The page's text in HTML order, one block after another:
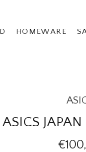
HOMEWARE
ASICS